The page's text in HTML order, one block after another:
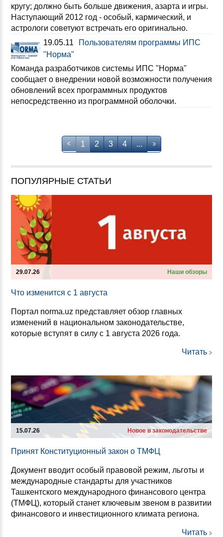
кругу; должно быть больше движения, азарта и игры.
Наступающий 2012 год - особый, кармический, и
астрологи советуют встречать его оригинально.
19.05.11
Пользователям программы ИПС
"Норма"
Команда разработчиков системы ИПС "Норма"
сообщает о внедрении новой возможности получения
обновлений всех программных продуктов
непосредственно из программной оболочки.
1 2 3 4 ...
ПОПУЛЯРНЫЕ СТАТЬИ
29.07.26 Наши обзоры
Что из­ме­нит­ся с 1 ав­гус­та
Портал norma.uz представляет обзор главных
изменений в национальном законодательстве,
которые вступят в силу с 1 августа 2026 года.
Читать
15.07.26 Новое в законодательстве
При­нят Кон­сти­ту­ци­он­ный за­кон о ТМФЦ
Документ вводит особый правовой режим, льготы и
международные стандарты для участников
Ташкентского международного финансового центра
(ТМФЦ), который станет ключевым звеном в развитии
финансового и инвестиционного климата региона.
Читать